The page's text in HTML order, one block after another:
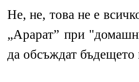
Не, не, това не е
„Арарат” при
да обсъждат бъдещето